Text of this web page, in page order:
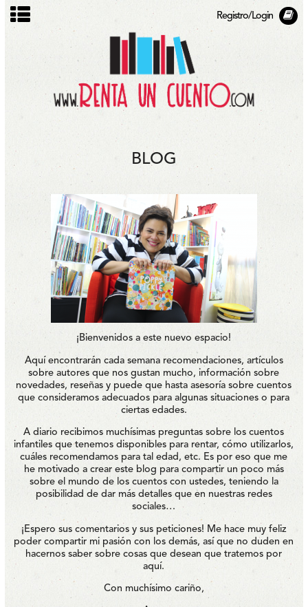
Registro/Login
BLOG
¡Bienvenidos a este nuevo espacio!
Aquí encontrarán cada semana recomendaciones, artículos
sobre autores que nos gustan mucho, información sobre
novedades, reseñas y puede que hasta asesoría sobre cuentos
que consideramos adecuados para algunas situaciones o para
ciertas edades.
A diario recibimos muchísimas preguntas sobre los cuentos
infantiles que tenemos disponibles para rentar, cómo utilizarlos,
cuáles recomendamos para tal edad, etc. Es por eso que me
he motivado a crear este blog para compartir un poco más
sobre el mundo de los cuentos con ustedes, teniendo la
posibilidad de dar más detalles que en nuestras redes
sociales…
¡Espero sus comentarios y sus peticiones! Me hace muy feliz
poder compartir mi pasión con los demás, así que no duden en
hacernos saber sobre cosas que desean que tratemos por
aquí.
Con muchísimo cariño,